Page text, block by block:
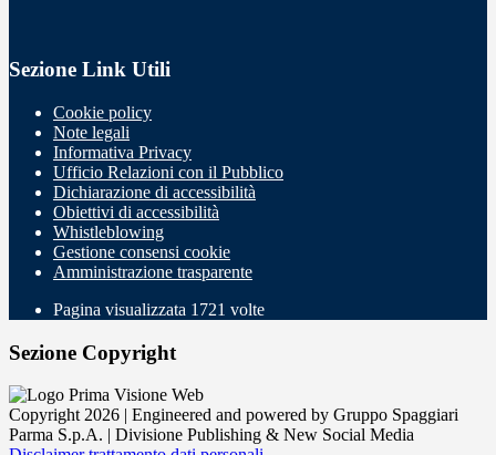
Sezione Link Utili
Cookie policy
Note legali
Informativa Privacy
Ufficio Relazioni con il Pubblico
Dichiarazione di accessibilità
Obiettivi di accessibilità
Whistleblowing
Gestione consensi cookie
Amministrazione trasparente
Pagina visualizzata 1721 volte
Sezione Copyright
Copyright 2026 | Engineered and powered by Gruppo Spaggiari
Parma S.p.A. | Divisione Publishing & New Social Media